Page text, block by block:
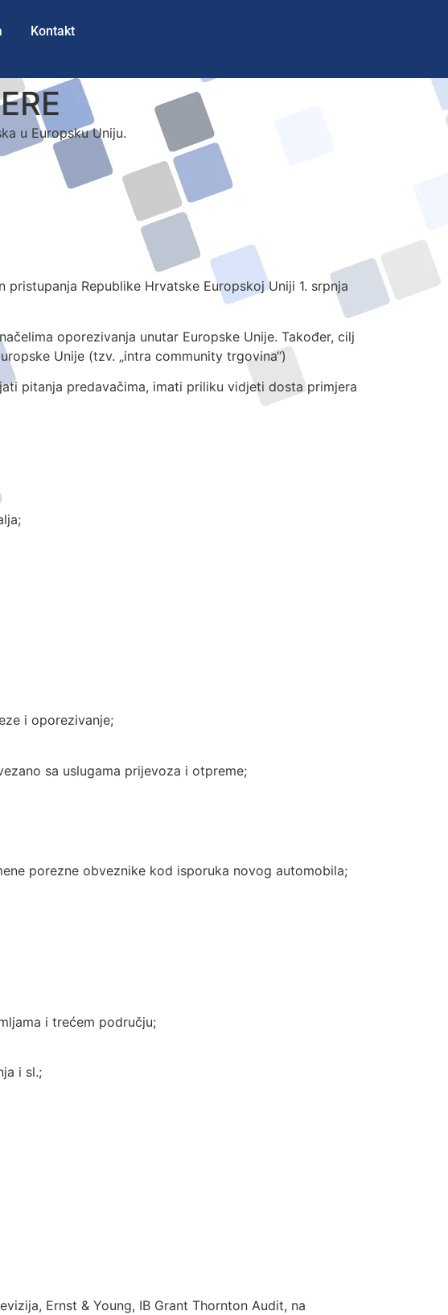
Kontakt
u Europsku Uniju.
Republike Hrvatske Europskoj Uniji 1. srpnja
oporezivanja unutar Europske Unije. Također, cilj
Unije (tzv. „intra community trgovina“)
pitanja predavačima, imati priliku vidjeti dosta primjera
i oporezivanje;
sa uslugama prijevoza i otpreme;
porezne obveznike kod isporuka novog automobila;
i trećem području;
i sl.;
Ernst & Young, IB Grant Thornton Audit, na